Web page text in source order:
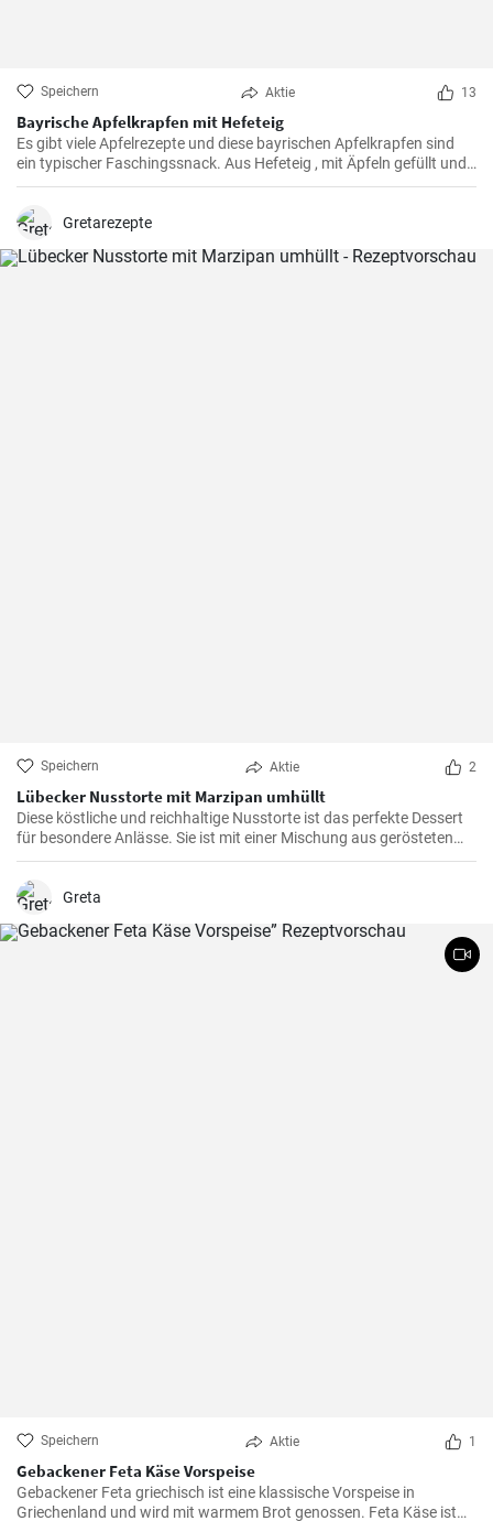
Speichern Aktie 13
Bayrische Apfelkrapfen mit Hefeteig
Es gibt viele Apfelrezepte und diese bayrischen Apfelkrapfen sind
ein typischer Faschingssnack. Aus Hefeteig , mit Äpfeln gefüllt und
saftig frittiert werden sie nachher in Zimtzucker gewälzt und frisch
Gretarezepte
Speichern Aktie 2
Lübecker Nusstorte mit Marzipan umhüllt
Diese köstliche und reichhaltige Nusstorte ist das perfekte Dessert
für besondere Anlässe. Sie ist mit einer Mischung aus gerösteten
Nüssen und einer cremigen Füllung gefüllt, die von einer knackigen
Schicht Marzipan umhüllt wird.
Greta
Speichern Aktie 1
Gebackener Feta Käse Vorspeise
Gebackener Feta griechisch ist eine klassische Vorspeise in
Griechenland und wird mit warmem Brot genossen. Feta Käse ist